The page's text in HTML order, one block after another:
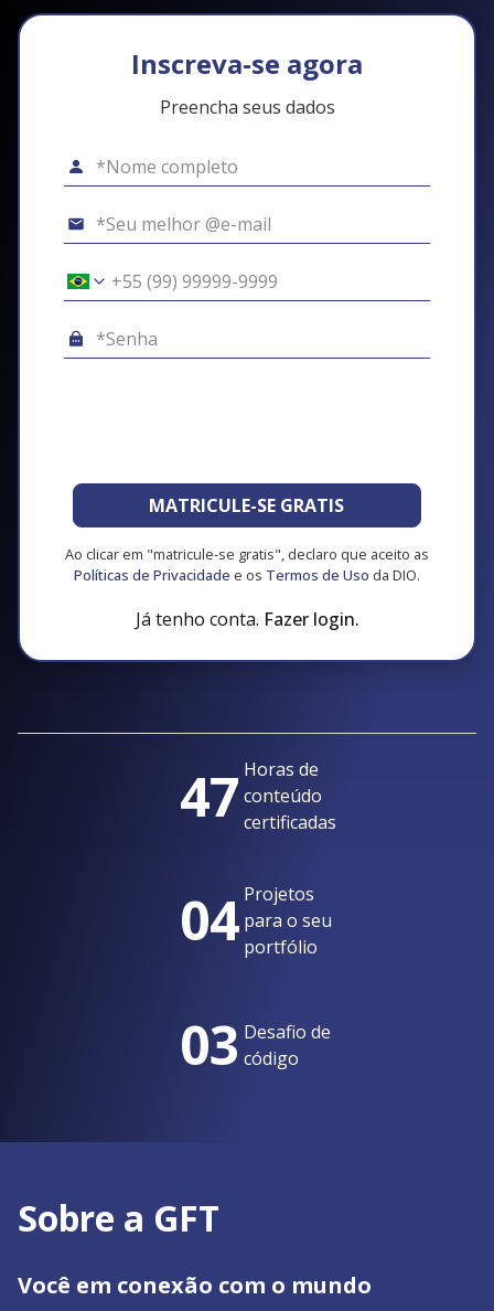
Inscreva-se agora
Preencha seus dados
MATRICULE-SE GRATIS
Ao clicar em "matricule-se gratis", declaro que aceito as
Políticas de Privacidade e os Termos de Uso da DIO.
Já tenho conta. Fazer login.
47 Horas de
conteúdo
certificadas
04 Projetos
para o seu
portfólio
03 Desafio de
código
Sobre a GFT
Você em conexão com o mundo